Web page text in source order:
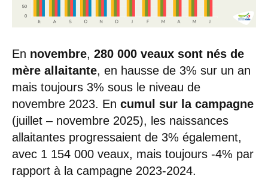
En novembre, 280 000 veaux sont nés de
mère allaitante, en hausse de 3% sur un an
mais toujours 3% sous le niveau de
novembre 2023. En cumul sur la campagne
(juillet – novembre 2025), les naissances
allaitantes progressaient de 3% également,
avec 1 154 000 veaux, mais toujours -4% par
rapport à la campagne 2023-2024.